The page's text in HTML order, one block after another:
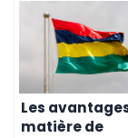
matière de
économique.
Les
matière de